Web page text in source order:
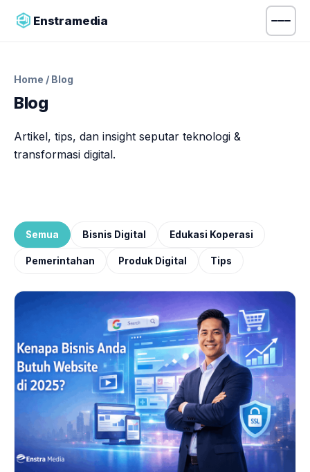
Enstramedia
Home / Blog
Blog
Artikel, tips, dan insight seputar teknologi &
transformasi digital.
Semua Bisnis Digital Edukasi Koperasi
Pemerintahan Produk Digital Tips